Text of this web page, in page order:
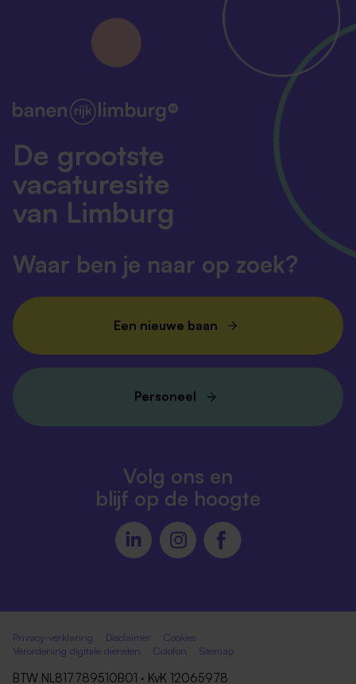
De grootste
vacaturesite
van Limburg
Waar ben je naar op zoek?
Een nieuwe baan
Personeel
Volg ons en
blijf op de hoogte
Privacy-verklaring Disclaimer
Cookies
Verordening digitale diensten
Colofon Sitemap
BTW NL817789510B01 · KvK 12065978